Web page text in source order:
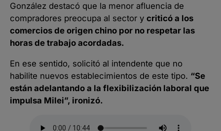
González destacó que la menor afluencia de
compradores preocupa al sector y criticó a los
comercios de origen chino por no respetar las
horas de trabajo acordadas.
En ese sentido, solicitó al intendente que no
habilite nuevos establecimientos de este tipo. “Se
están adelantando a la flexibilización laboral que
impulsa Milei”, ironizó.